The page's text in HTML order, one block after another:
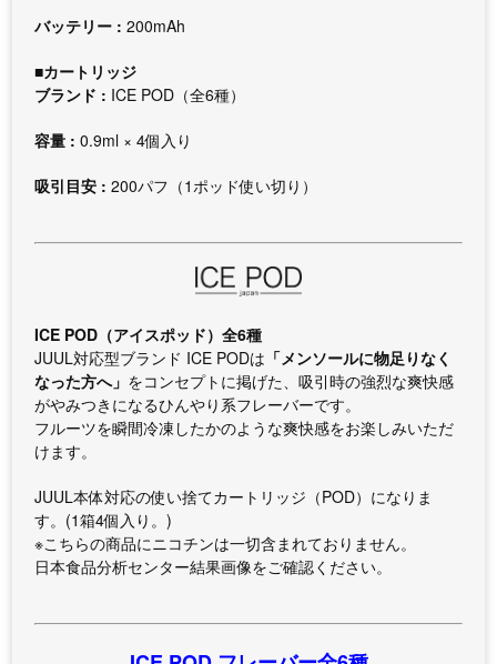
バッテリー :200mAh
■カートリッジ
ブランド : ICE POD（全6種）
容量 :0.9ml × 4個入り
吸引目安 :200パフ（1ポッド使い切り）
ICE POD（アイスポッド）全6種
JUUL対応型ブランド ICE PODは 「メンソールに物足りなく
なった方へ」 をコンセプトに掲げた、吸引時の強烈な爽快感
がやみつきになるひんやり系フレーバーです。
フルーツを瞬間冷凍したかのような爽快感をお楽しみいただ
けます。
JUUL本体対応の使い捨てカートリッジ（POD）になりま
す。(1箱4個入り。)
※こちらの商品にニコチンは一切含まれておりません。
日本食品分析センター結果画像をご確認ください。